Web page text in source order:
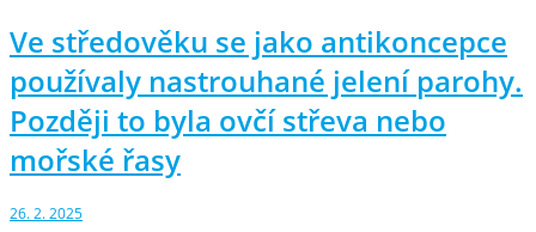
Ve středověku se jako antikoncepce
používaly nastrouhané jelení parohy.
Později to byla ovčí střeva nebo
mořské řasy
26. 2. 2025